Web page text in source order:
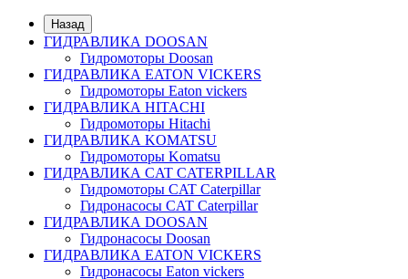
Назад
ГИДРАВЛИКА DOOSAN
Гидромоторы Doosan
ГИДРАВЛИКА EATON VICKERS
Гидромоторы Eaton vickers
ГИДРАВЛИКА HITACHI
Гидромоторы Hitachi
ГИДРАВЛИКА KOMATSU
Гидромоторы Komatsu
ГИДРАВЛИКА CAT CATERPILLAR
Гидромоторы CAT Caterpillar
Гидронасосы CAT Caterpillar
ГИДРАВЛИКА DOOSAN
Гидронасосы Doosan
ГИДРАВЛИКА EATON VICKERS
Гидронасосы Eaton vickers